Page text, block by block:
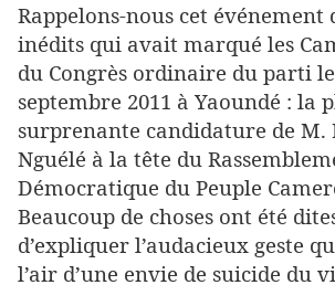
Rappelons-nous cet événement
inédits qui avait marqué les
du Congrès ordinaire du parti
septembre 2011 à Yaoundé : la
surprenante candidature de M.
Nguélé à la tête du
Démocratique du Peuple
Beaucoup de choses ont été
d’expliquer l’audacieux geste
l’air d’une envie de suicide du